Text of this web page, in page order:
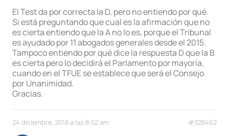
El Test da por correcta la D, pero no entiendo por qué.
Si está preguntando que cual es la afirmación que no
es cierta entiendo que la A no lo es, porque el Tribunal
es ayudado por 11 abogados generales desde el 2015.
Tampoco entiendo por qué dice la respuesta D que la B
es cierta pero lo decidirá el Parlamento por mayoría,
cuando en el TFUE se establece que será el Consejo
por Unanimidad.
Gracias.
24 diciembre, 2018 a las 8:52 am #328462